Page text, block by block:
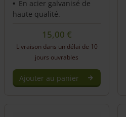
En acier galvanisé de
haute qualité.
15,00 €
Livraison dans un délai de 10
jours ouvrables
Ajouter au panier